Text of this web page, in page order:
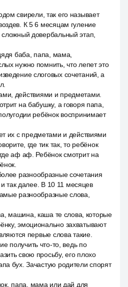
свирели, так его называет
К 5 6 месяцам гуление
довербальный этап,
баба, папа, мама,
нужно помнить, что лепет это
слоговых сочетаний, а
действиями и предметами.
на бабушку, а говоря папа,
ребёнок воспринимает
их с предметами и действиями
где тик так, то ребёнок
аф аф. Ребёнок смотрит на
разнообразные сочетания
и так далее. В 10 11 месяцев
разнообразные слова,
машина, каша те слова, которые
эмоционально захватывают
первые слова такие.
получить что-то, ведь по
свою просьбу, его плохо
бух. Зачастую родители спорят
папа, мама или дай для